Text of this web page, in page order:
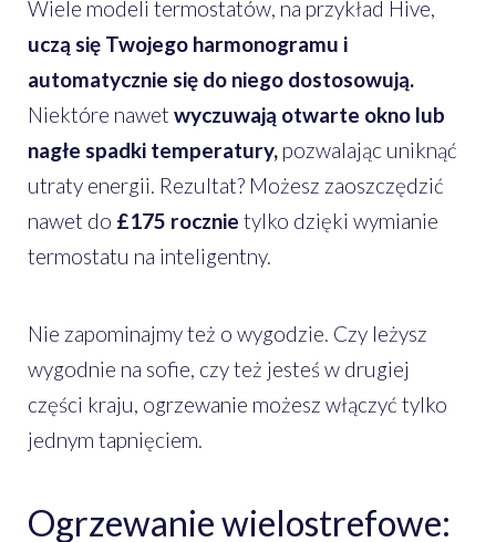
Wiele modeli termostatów, na przykład Hive,
uczą się Twojego harmonogramu i
automatycznie się do niego dostosowują.
Niektóre nawet wyczuwają otwarte okno lub
nagłe spadki temperatury, pozwalając uniknąć
utraty energii. Rezultat? Możesz zaoszczędzić
nawet do £175 rocznie tylko dzięki wymianie
termostatu na inteligentny.
Nie zapominajmy też o wygodzie. Czy leżysz
wygodnie na sofie, czy też jesteś w drugiej
części kraju, ogrzewanie możesz włączyć tylko
jednym tapnięciem.
Ogrzewanie wielostrefowe: